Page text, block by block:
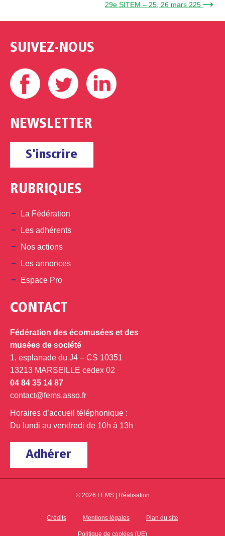
29e SITEM – 25, 26 mars 225 →
SUIVEZ-NOUS
Facebook Twitter
NEWSLETTER
S'inscrire
RUBRIQUES
La Fédération
Les adhérents
Nos actions
Les annonces
Espace Pro
CONTACT
Fédération des écomusées et des
musées de société
1, esplanade du J4 – CS 10351
13213 MARSEILLE cedex 02
04 84 35 14 87
contact@fems.asso.fr
Horaires d’accueil téléphonique :
Du lundi au vendredi de 10h à 13h
Adhérer
© 2026 FEMS | Réalisation
Crédits Mentions légales Plan du site
Politique de cookies (UE)